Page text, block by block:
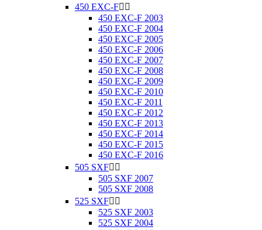
450 EXC-F 
450 EXC-F 2003
450 EXC-F 2004
450 EXC-F 2005
450 EXC-F 2006
450 EXC-F 2007
450 EXC-F 2008
450 EXC-F 2009
450 EXC-F 2010
450 EXC-F 2011
450 EXC-F 2012
450 EXC-F 2013
450 EXC-F 2014
450 EXC-F 2015
450 EXC-F 2016
505 SXF 
505 SXF 2007
505 SXF 2008
525 SXF 
525 SXF 2003
525 SXF 2004